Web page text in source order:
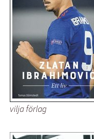
vilja förlag